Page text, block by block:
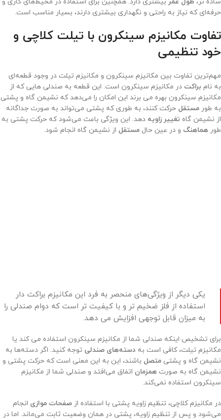
ساده ‌تر، طول عمر بیشتری دارد. همچنین برای استفاده در محیط‌‌های کاری و
حرفه‌ای که نیاز به راحتی و نگهداری بیشتری دارند، بسیار مناسب است.
تفاوت مکانیزم سینکرون با تیلت کلاچی و
خود تنظیمی
مهم‌‌ترین تفاوت بین مکانیزم سینکرون و مکانیزم تیلت در وجود قطعه‌‌ای
به نام براکت در مکانیزم سینکرون است. این قطعه به صندلی‌ هایی که از
مکانیزم سینکرون بهره می‌ برند این امکان را می‌‌دهد که نشیمن‌ گاه و پشتی
به طور مستقل حرکت کنند، به‌ طوری‌ که پشتی می‌‌تواند به‌ صورت جداگانه
از نشیمن‌ گاه تغییر زاویه دهد. این ویژگی باعث می‌‌شود که حرکت پشتی به‌
طور هماهنگ و در عین حال مستقل از نشیمن‌ گاه انجام شود.
یکی دیگر از ویژگی‌های منحصر به فرد این مکانیزم براکت دار
استفاده از فلز ضخیم تر و با کیفیت تر است که دوام صندلی را
به میزان قابل توجهی افزایش می دهد.
برای تشخیص اینکه صندلی شما از مکانیزم سینکرون استفاده می‌ کند یا
مکانیزم تیلت، کافی است به دسته‌‌های صندلی توجه کنید. اگر دسته‌‌ها به
نشیمن‌ گاه و پشتی متصل باشند، این به این معنی است که حرکت پشتی و
نشیمن‌ گاه به‌ صورت همزمان اتفاق می‌‌افتد و صندلی شما از مکانیزم
سینکرون استفاده نمی‌‌کند.
در مکانیزم کلاچی، تنظیم زاویه پشتی با استفاده از صفحات موازی انجام
می‌‌شود و پس از تنظیم زاویه، پشتی در همان وضعیت ثابت می‌‌ماند. اما در